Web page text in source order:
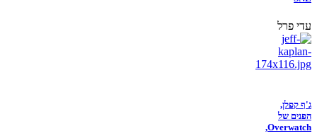
עדי פרל
ג'ף קפלן,
הפנים של
Overwatch,